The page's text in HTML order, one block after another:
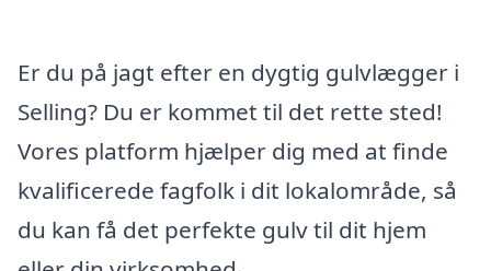
Er du på jagt efter en dygtig gulvlægger i
Selling? Du er kommet til det rette sted!
Vores platform hjælper dig med at finde
kvalificerede fagfolk i dit lokalområde, så
du kan få det perfekte gulv til dit hjem